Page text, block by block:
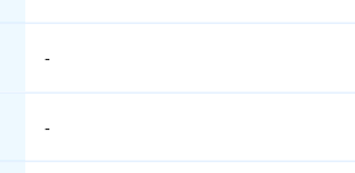
-
-